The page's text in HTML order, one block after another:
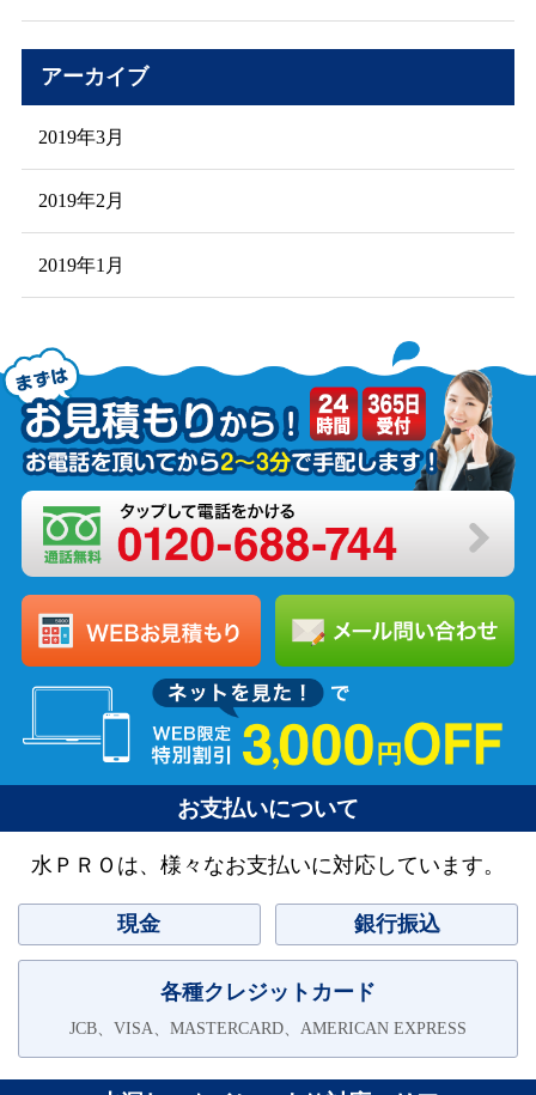
アーカイブ
2019年3月
2019年2月
2019年1月
お支払いについて
水ＰＲＯは、様々なお支払いに対応しています。
現金 銀行振込
各種クレジットカード
JCB、VISA、MASTERCARD、AMERICAN EXPRESS